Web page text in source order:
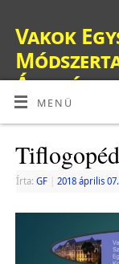
Vakok
Általános
Nevelés-
OM: 038428
MENÜ
Írta: GF 2018 április 07.